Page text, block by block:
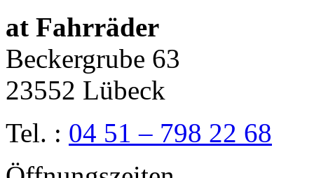
at Fahrräder
Beckergrube 63
23552 Lübeck
Tel. : 04 51 – 798 22 68